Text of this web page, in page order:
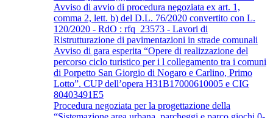
Avviso di avvio di procedura negoziata ex art. 1,
comma 2, lett. b) del D.L. 76/2020 convertito con L.
120/2020 - RdO : rfq_23573 - Lavori di
Ristrutturazione di pavimentazioni in strade comunali
Avviso di gara esperita “Opere di realizzazione del
percorso ciclo turistico per i l collegamento tra i comuni
di Porpetto San Giorgio di Nogaro e Carlino, Primo
Lotto”. CUP dell’opera H31B17000610005 e CIG
80403491E5
Procedura negoziata per la progettazione della